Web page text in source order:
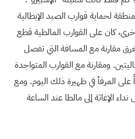
لحماية قوارب الصيد الإيطالية
كان على القوارب المالطية قطع
مقارنة مع المسافة التي تفصل
ومقارنة مع القوارب المتواجدة
على المرفأ في ظهيرة ذلك اليوم. ومع
الإغاثة إلى مالطا عند الساعة